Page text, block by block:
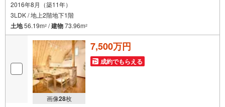
2016年8月（築11年）
3LDK / 地上2階地下1階
土地56.19m2 /建物73.96m2
画像28枚
7,500万円
成約でもらえる